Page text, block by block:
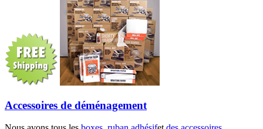
Accessoires de déménagement